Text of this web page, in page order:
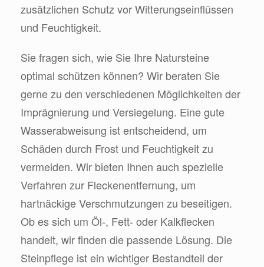
zusätzlichen Schutz vor Witterungseinflüssen
und Feuchtigkeit.
Sie fragen sich, wie Sie Ihre Natursteine
optimal schützen können? Wir beraten Sie
gerne zu den verschiedenen Möglichkeiten der
Imprägnierung und Versiegelung. Eine gute
Wasserabweisung ist entscheidend, um
Schäden durch Frost und Feuchtigkeit zu
vermeiden. Wir bieten Ihnen auch spezielle
Verfahren zur Fleckenentfernung, um
hartnäckige Verschmutzungen zu beseitigen.
Ob es sich um Öl-, Fett- oder Kalkflecken
handelt, wir finden die passende Lösung. Die
Steinpflege ist ein wichtiger Bestandteil der